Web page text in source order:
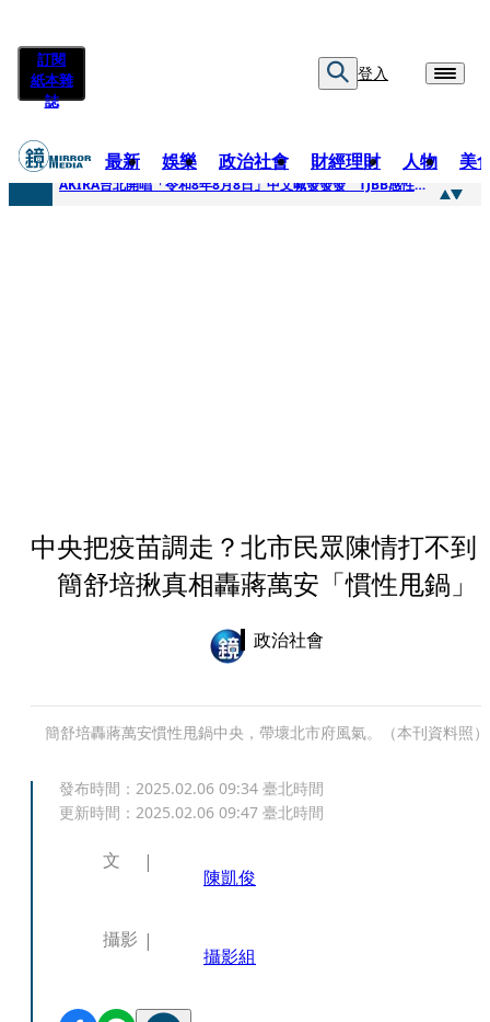
訂閱
紙本雜
誌
登入
最新 娛樂 政治社會 財經理財 人物 美
快訊
AKIRA台北開唱「令和8年8月8日」中文喊發發發 TJBB感性喊「謝謝AKIRA桑」
中央把疫苗調走？北市民眾陳情打不
簡舒培揪真相轟蔣萬安「慣性甩鍋」
政治社會
簡舒培轟蔣萬安慣性甩鍋中央，帶壞北市府風氣。（本刊資料照）
發布時間： 2025.02.06 09:34 臺北時間
更新時間： 2025.02.06 09:47 臺北時間
文
陳凱俊
攝影
攝影組